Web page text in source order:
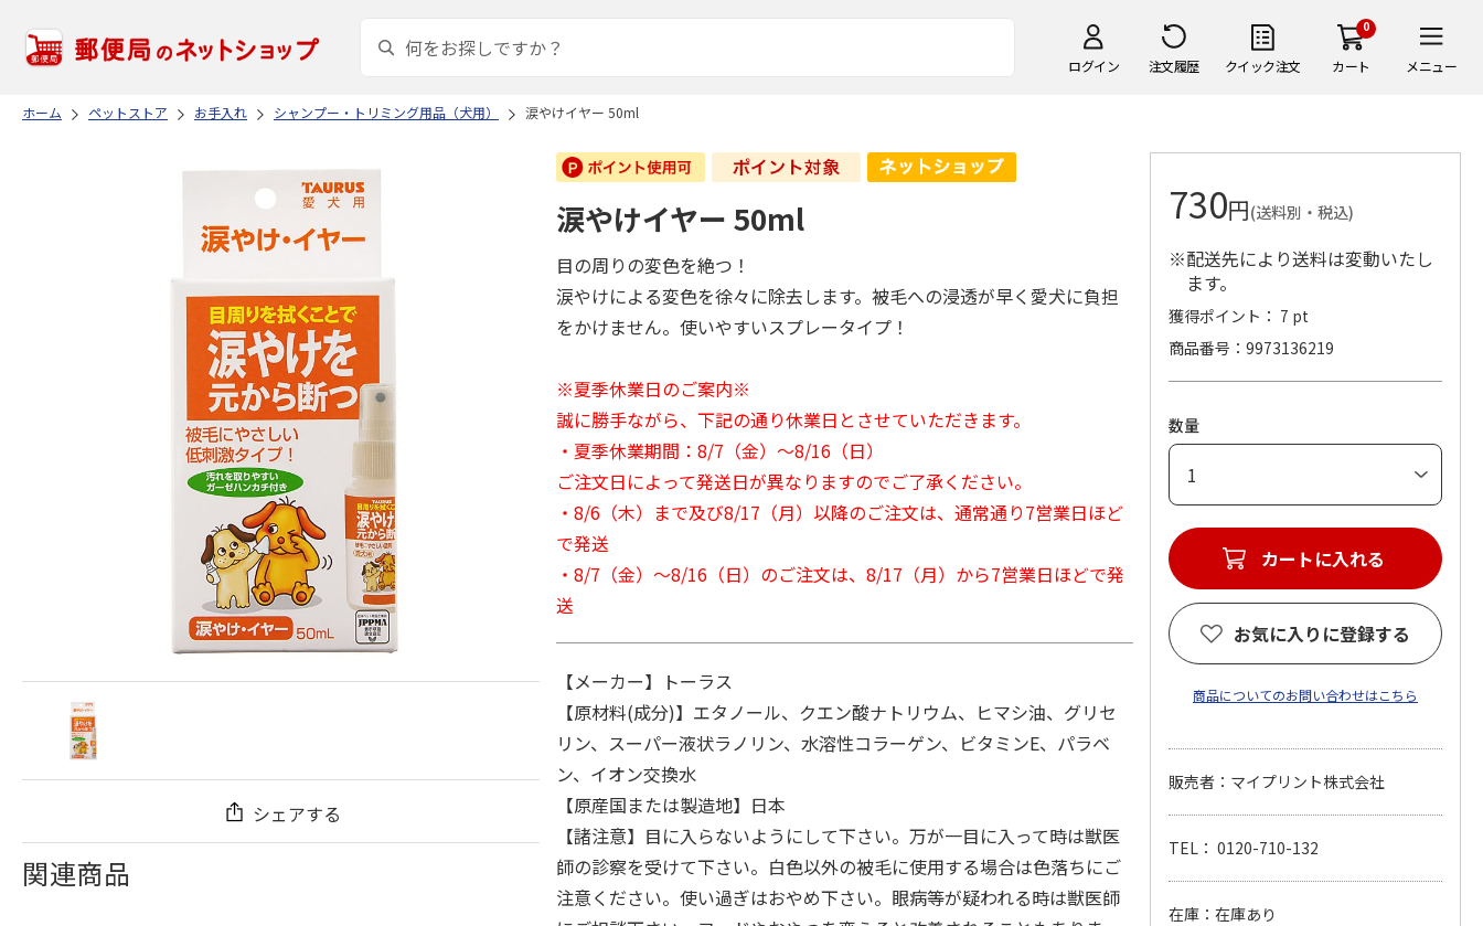
ログイン 注文履歴 クイック注文
0
カート メニュー
ホーム ペットストア お手入れ シャンプー・トリミング用品（犬用） 涙やけイヤー 50ml
シェアする
関連商品
涙やけイヤー 50ml
目の周りの変色を絶つ！
涙やけによる変色を徐々に除去します。被毛への浸透が早く愛犬に負担
をかけません。使いやすいスプレータイプ！
※夏季休業日のご案内※
誠に勝手ながら、下記の通り休業日とさせていただきます。
・夏季休業期間：8/7（金）～8/16（日）
ご注文日によって発送日が異なりますのでご了承ください。
・8/6（木）まで及び8/17（月）以降のご注文は、通常通り7営業日ほど
で発送
・8/7（金）～8/16（日）のご注文は、8/17（月）から7営業日ほどで発
送
【メーカー】トーラス
【原材料(成分)】エタノール、クエン酸ナトリウム、ヒマシ油、グリセ
リン、スーパー液状ラノリン、水溶性コラーゲン、ビタミンE、パラベ
ン、イオン交換水
【原産国または製造地】日本
【諸注意】目に入らないようにして下さい。万が一目に入って時は獣医
師の診察を受けて下さい。白色以外の被毛に使用する場合は色落ちにご
注意ください。使い過ぎはおやめ下さい。眼病等が疑われる時は獣医師
730円(送料別・税込)
※配送先により送料は変動いたし
ます。
獲得ポイント： 7 pt
商品番号
9973136219
数量
カートに入れる
お気に入りに登録する
商品についてのお問い合わせはこちら
販売者：マイプリント株式会社
TEL： 0120-710-132
在庫：在庫あり